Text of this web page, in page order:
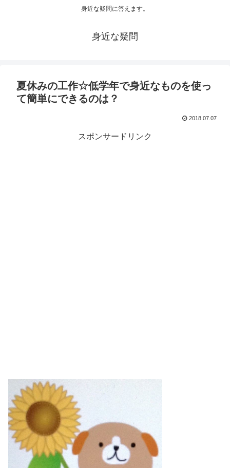
身近な疑問に答えます。
身近な疑問
夏休みの工作☆低学年で身近なものを使っ
て簡単にできるのは？
2018.07.07
スポンサードリンク